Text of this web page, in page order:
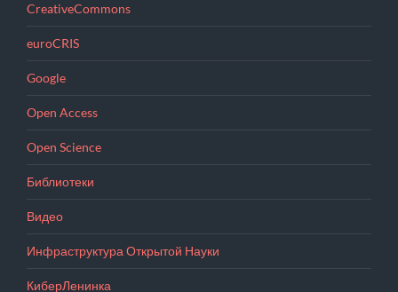
CreativeCommons
euroCRIS
Google
Open Access
Open Science
Библиотеки
Видео
Инфраструктура Открытой Науки
КиберЛенинка